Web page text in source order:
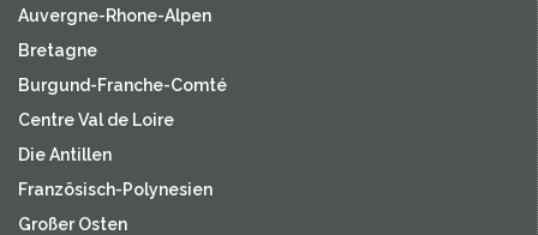
Auvergne-Rhone-Alpen
Bretagne
Burgund-Franche-Comté
Centre Val de Loire
Die Antillen
Französisch-Polynesien
Großer Osten